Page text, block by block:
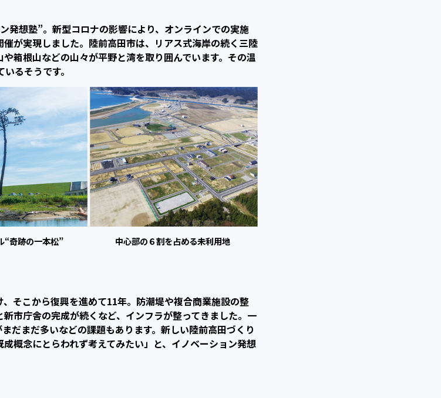
発想塾”。新型コロナの影響により、オンラインでの実施
が実現しました。陸前高田市は、リアス式海岸の続く三陸
箱根山などの山々が平野と湾を取り囲んでいます。その温
るそうです。
“奇跡の一本松” 中心部の６割を占める未利用地
そこから復興を進めて11年。防潮堤や複合商業施設の整
市庁舎の完成が続くなど、インフラが整ってきました。一
だまだ多いなどの課題もあります。新しい陸前高田づくり
概念にとらわれず考えてみたい」と、イノベーション発想